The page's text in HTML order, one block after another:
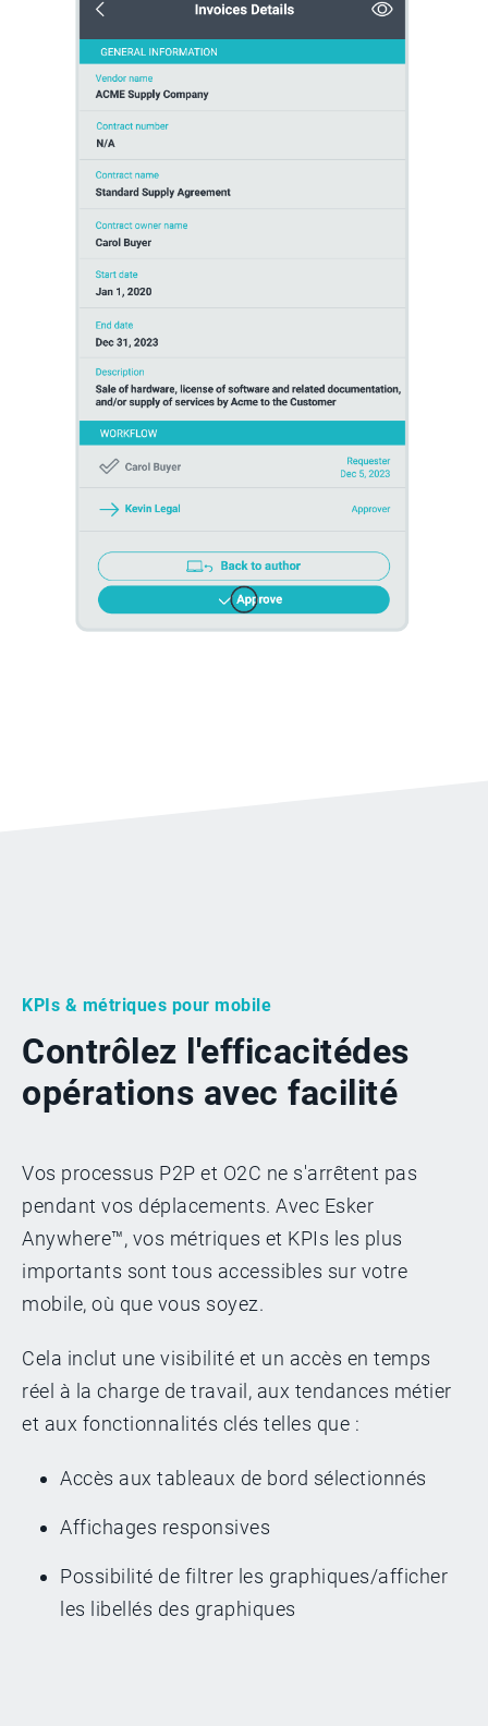
KPIs & métriques pour mobile
Contrôlez l'efficacitédes
opérations avec facilité
Vos processus P2P et O2C ne s'arrêtent pas
pendant vos déplacements. Avec Esker
Anywhere™, vos métriques et KPIs les plus
importants sont tous accessibles sur votre
mobile, où que vous soyez.
Cela inclut une visibilité et un accès en temps
réel à la charge de travail, aux tendances métier
et aux fonctionnalités clés telles que :
Accès aux tableaux de bord sélectionnés
Affichages responsives
Possibilité de filtrer les graphiques/afficher
les libellés des graphiques